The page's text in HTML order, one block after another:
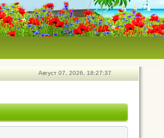
Август 07, 2026, 18:27:37